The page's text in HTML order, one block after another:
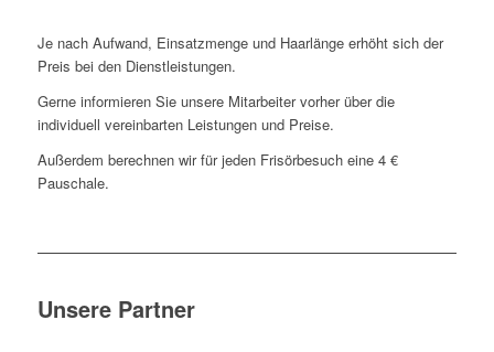
Je nach Aufwand, Einsatzmenge und Haarlänge erhöht sich der
Preis bei den Dienstleistungen.
Gerne informieren Sie unsere Mitarbeiter vorher über die
individuell vereinbarten Leistungen und Preise.
Außerdem berechnen wir für jeden Frisörbesuch eine 4 €
Pauschale.
Unsere Partner